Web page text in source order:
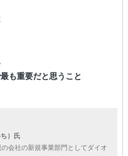
も重要だと思うこと
）氏
会社の新規事業部門としてダイオ